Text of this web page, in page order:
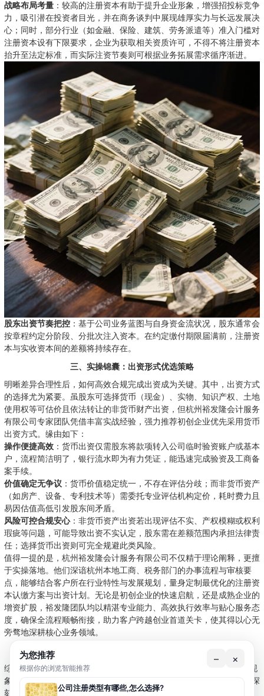
战略布局考量 ：较高的注册资本有助于提升企业形象，增强招投标竞争
力，吸引潜在投资者目光，并在商务谈判中展现雄厚实力与长远发展决
心；同时，部分行业（如金融、保险、建筑、劳务派遣等）准入门槛对
注册资本设有下限要求，企业为获取相关资质许可，不得不将注册资本
抬升至法定标准，而实际注资节奏则可根据业务拓展需求循序渐进。
股东出资节奏把控 ：基于公司业务蓝图与自身资金流状况，股东通常会
按章程约定分阶段、分批次注入资本。在约定缴付期限届满前，注册资
本与实收资本间的差额将持续存在。
三、实操锦囊：出资形式优选策略
明晰差异合理性后，如何高效合规完成出资成为关键。其中，出资方式
的选择尤为紧要。虽股东可选择货币（现金）、实物、知识产权、土地
使用权等可估价且依法转让的非货币财产出资，但杭州裕发隆会计服务
有限公司专家团队凭借丰富实战经验，强力推荐初创企业优先采用货币
出资方式。缘由如下：
操作便捷高效 ：货币出资仅需股东将款项转入公司临时验资账户或基本
户，流程简洁明了，银行流水即为有力凭证，能迅速完成验资及工商备
案手续。
价值确定无争议 ：货币价值稳定统一，不存在评估分歧；而非货币资产
（如房产、设备、专利技术等）需委托专业评估机构定价，耗时费力且
易因估值高低引发股东间矛盾。
风险可控合规安心：非货币资产出资若出现评估不实、产权模糊或权利
瑕疵等问题，可能导致出资不实认定，股东需在差额范围内承担法律责
任；选择货币出资则可完全规避此类风险。
值得一提的是，杭州裕发隆会计服务有限公司不仅精于理论阐释，更擅
于实操落地。他们深谙杭州本地工商、税务部门的办事流程与审核要
点，能够结合客户所在行业特性与发展规划，量身定制最优化的注册资
本认缴方案与出资计划。无论是初创企业的快速启航，还是成熟企业的
增资扩股，裕发隆团队均以精湛专业能力、高效执行效率与贴心服务态
度，确保全流程顺畅衔接，助力客户跨越创业首道关卡，使其得以心无
旁骛地深耕核心业务领域。
综上所述，注册资本与实收资本的差异是现代公司“认缴制”下的必然现
象，既是法律赋予企业的灵活空间，也是对创业者商业智慧的考验。深
刻理解其内在逻辑，做出明智出资决策，方能为企业稳健发展筑牢根
为您推荐
根据你的浏览智能推荐
– ×
公司注册类型有哪些,怎么选择?